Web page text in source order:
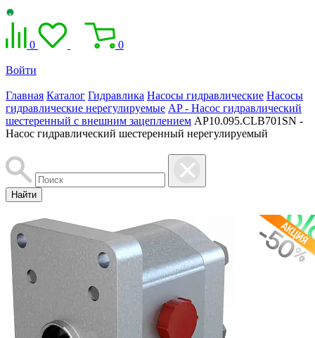
0 0
Войти
Главная Каталог Гидравлика Насосы гидравлические Насосы
гидравлические нерегулируемые AP - Насос гидравлический
шестеренный с внешним зацеплением AP10.095.CLB701SN -
Насос гидравлический шестеренный нерегулируемый
Найти